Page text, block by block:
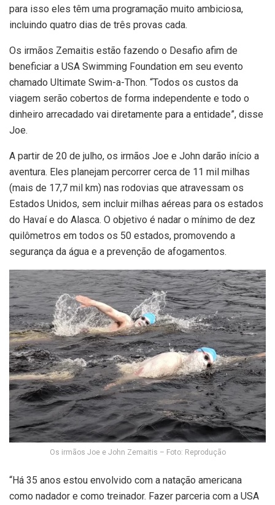
para isso eles têm uma programação muito ambiciosa,
incluindo quatro dias de três provas cada.
Os irmãos Zemaitis estão fazendo o Desafio afim de
beneficiar a USA Swimming Foundation em seu evento
chamado Ultimate Swim-a-Thon. “Todos os custos da
viagem serão cobertos de forma independente e todo o
dinheiro arrecadado vai diretamente para a entidade”, disse
Joe.
A partir de 20 de julho, os irmãos Joe e John darão início a
aventura. Eles planejam percorrer cerca de 11 mil milhas
(mais de 17,7 mil km) nas rodovias que atravessam os
Estados Unidos, sem incluir milhas aéreas para os estados
do Havaí e do Alasca. O objetivo é nadar o mínimo de dez
quilômetros em todos os 50 estados, promovendo a
segurança da água e a prevenção de afogamentos.
Os irmãos Joe e John Zemaitis – Foto: Reprodução
“Há 35 anos estou envolvido com a natação americana
como nadador e como treinador. Fazer parceria com a USA